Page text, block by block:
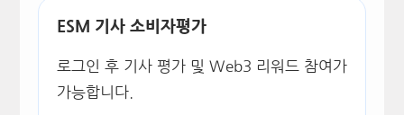
ESM 기사 소비자평가
로그인 후 기사 평가 및 Web3 리워드 참여가
가능합니다.